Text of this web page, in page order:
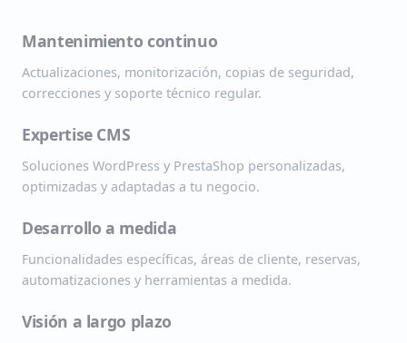
Mantenimiento continuo
Actualizaciones, monitorización, copias de seguridad,
correcciones y soporte técnico regular.
Expertise CMS
Soluciones WordPress y PrestaShop personalizadas,
optimizadas y adaptadas a tu negocio.
Desarrollo a medida
Funcionalidades específicas, áreas de cliente, reservas,
automatizaciones y herramientas a medida.
Visión a largo plazo